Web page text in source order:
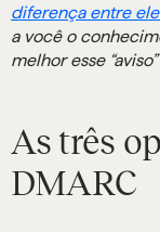
diferença entre
a você o
melhor esse
As três
DMARC